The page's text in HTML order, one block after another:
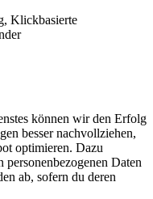
Klickbasierte
können wir den Erfolg
besser nachvollziehen,
optimieren. Dazu
personenbezogenen Daten
ab, sofern du deren